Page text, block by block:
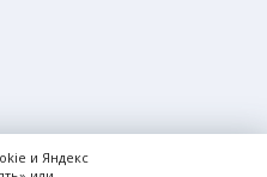
и Яндекс